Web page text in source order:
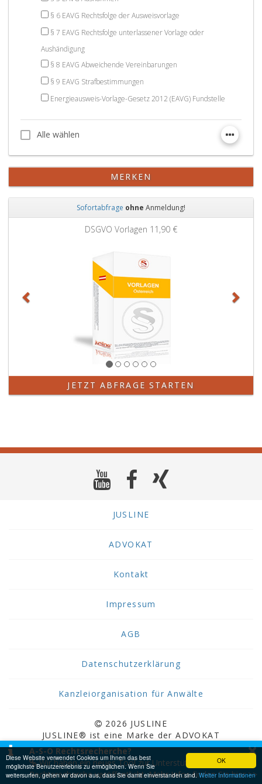
OK
Diese Website verwendet Cookies um Ihnen das best
möglichste Benutzererlebnis zu ermöglichen. Wenn Sie
weitersurfen, gehen wir davon aus, dass Sie damit einverstanden sind.Weiter Informationen
§ 6 EAVG Rechtsfolge der Ausweisvorlage
§ 7 EAVG Rechtsfolge unterlassener Vorlage oder
Aushändigung
§ 8 EAVG Abweichende Vereinbarungen
§ 9 EAVG Strafbestimmungen
Energieausweis-Vorlage-Gesetz 2012 (EAVG) Fundstelle
Alle wählen
Alle wählen
MERKEN
Sofortabfrage ohne Anmeldung!
DSGVO Vorlagen 11,90 €
JETZT ABFRAGE STARTEN
JUSLINE
ADVOKAT
Kontakt
Impressum
AGB
Datenschutzerklärung
Kanzleiorganisation für Anwälte
2026 JUSLINE
JUSLINE® ist eine Marke der ADVOKAT
Unternehmensberatung Greiter & Greiter GmbH.
×
A-S-O Rechtsrecherche?
Wir haben ein neues Tool zur Unterstützung bei der
Rechtsrecherche veröffentlicht. Mehr Infos finden Sie hier >>